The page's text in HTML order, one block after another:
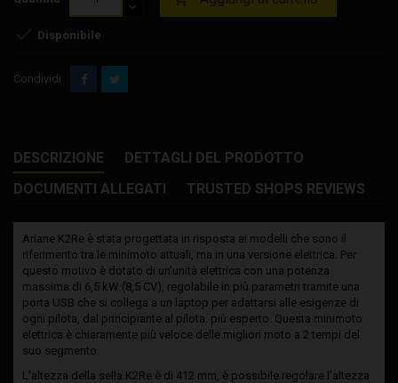
 Disponibile
Condividi
DESCRIZIONE
DETTAGLI DEL PRODOTTO
DOCUMENTI ALLEGATI
TRUSTED SHOPS REVIEWS
Ariane K2Re è stata progettata in risposta ai modelli che sono il
riferimento tra le minimoto attuali, ma in una versione elettrica. Per
questo motivo è dotato di un'unità elettrica con una potenza
massima di 6,5 kW (8,5 CV), regolabile in più parametri tramite una
porta USB che si collega a un laptop per adattarsi alle esigenze di
ogni pilota, dal principiante al pilota. più esperto. Questa minimoto
elettrica è chiaramente più veloce delle migliori moto a 2 tempi del
suo segmento.
L'altezza della sella K2Re è di 412 mm, è possibile regolare l'altezza